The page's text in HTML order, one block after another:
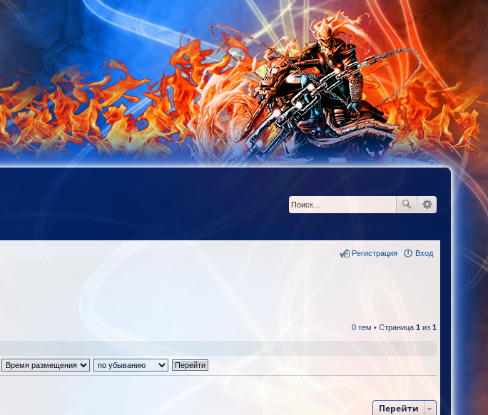
Вход
Регистрация
0 тем • Страница 1 из 1
Перейти